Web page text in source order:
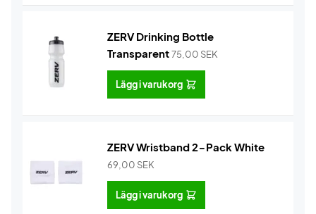
ZERV Drinking Bottle
Transparent75,00 SEK
Lägg i varukorg
ZERV Wristband 2-Pack White
69,00 SEK
Lägg i varukorg